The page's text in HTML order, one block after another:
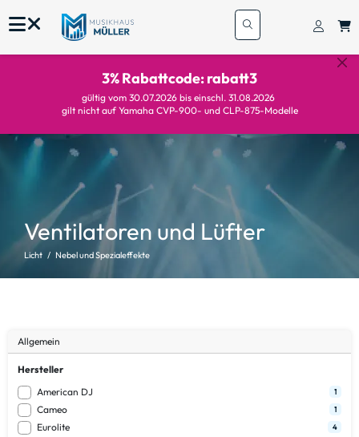
3% Rabattcode: rabatt3
gültig vom 30.07.2026 bis einschl. 31.08.2026
gilt nicht auf Yamaha CVP-900- und CLP-875-Modelle
Ventilatoren und Lüfter
Licht Nebel und Spezialeffekte
Allgemein
Hersteller
American DJ
1
Cameo 1
Eurolite 4